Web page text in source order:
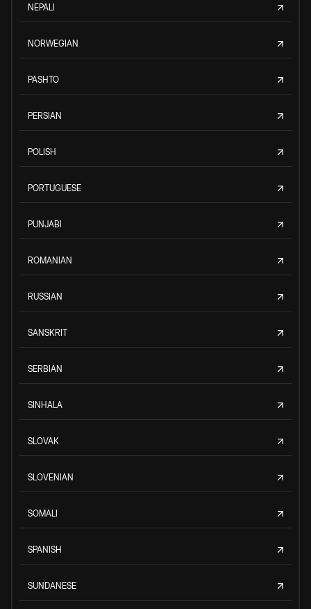
NEPALI
NORWEGIAN
PASHTO
PERSIAN
POLISH
PORTUGUESE
PUNJABI
ROMANIAN
RUSSIAN
SANSKRIT
SERBIAN
SINHALA
SLOVAK
SLOVENIAN
SOMALI
SPANISH
SUNDANESE